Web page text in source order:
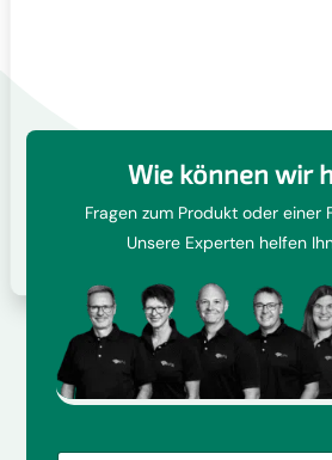
Wie können wir
Fragen zum Produkt oder einer
Unsere Experten helfen